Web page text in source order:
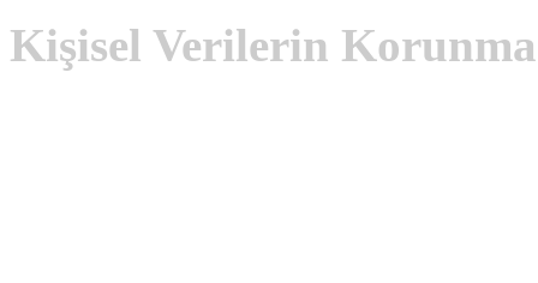
Kişisel Verilerin